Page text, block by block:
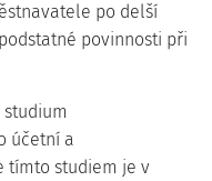
po delší
povinnosti při
účetní a
tímto studiem je v